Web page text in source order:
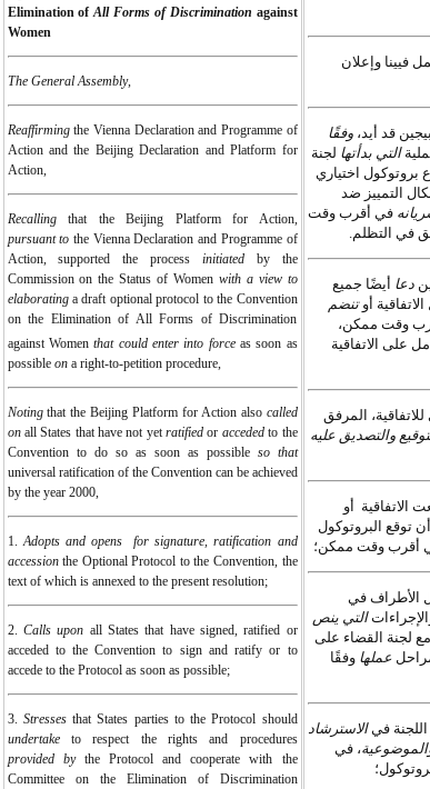
Elimination ofAll Forms of Discrimination against
Women
The General Assembly,
Reaffirmingthe Vienna Declaration and Programme of
Action and the Beijing Declaration and Platform for
Action,
Recalling that the Beijing Platform for Action,
pursuant to the Vienna Declaration and Programme of
Action, supported the process initiatedby the
Commission on the Status of Women with a view to
elaboratinga draft optional protocol to the Convention
on the Elimination of All Forms of Discrimination
against Women that could enter into forceas soon as
possible ona right-to-petition procedure,
Notingthat the Beijing Platform for Action also called
onall States that have not yetratified or accededto the
Convention to do so as soon as possible so that
universal ratification of the Convention can be achieved
by the year 2000,
1. Adopts and opens
for signature, ratification and
accessionthe Optional Protocol to the Convention, the
text of which is annexed to the present resolution;
2. Calls upon all States that have signed, ratified or
acceded to the Convention to sign and ratify or to
accede to the Protocol as soon as possible;
3. Stresses that States parties to the Protocol should
undertaketo respect the rights and procedures
provided bythe Protocol and cooperate with the
Committee on the Elimination of Discrimination
فيينا وإعلان
قد أيد،وفقًا
التي بدأتها لجنة
بروتوكول اختياري
التمييز ضد
في أقرب وقت
في التظلم.
دعا أيضًا جميع
الاتفاقية أوتنضم
وقت ممكن،
على الاتفاقية
للاتفاقية، المرفق
والتصديق عليه
الاتفاقية أو
توقع البروتوكول
أقرب وقت ممكن؛
الأطراف في
التي ينص
لجنة القضاء على
عملها وفقًا
فيالاسترشاد
، في